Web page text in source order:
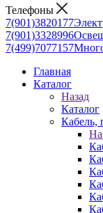
Телефоны
7(901)3820177
7(901)3328996
7(499)7077157
Главная
Каталог
Назад
Каталог
Кабель,